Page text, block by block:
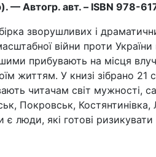
— Автогр. авт. – ISBN 978-
зворушливих і
війни проти
прибувають на місця
життям. У книзі зібрано 21
читачам світ
Покровськ,
є люди, які готові